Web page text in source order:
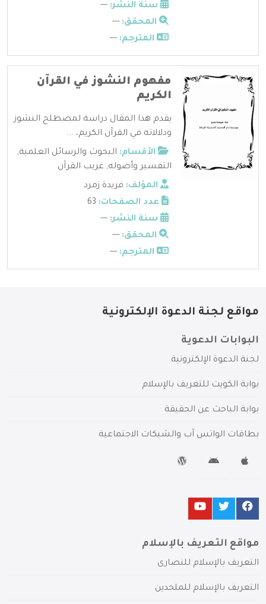
سنة النشر: ---
المحقق: ---
المترجم: ---
مفهوم النشوز في القرآن
الكريم
يقدم هذا المقال دراسة لمصطلح النشوز
ودلالاته في القرآن الكريم، ...
الأقسام: البحوث والرسائل العلمية,
التفسير وأصوله, غريب القرآن
المؤلف: فريدة زمرد
عدد الصفحات:
سنة النشر: ---
المحقق: ---
المترجم: ---
مواقع لجنة الدعوة الإلكترونية
البوابات الدعوية
لجنة الدعوة الإلكترونية
بوابة الكويت للتعريف بالإسلام
بوابة الباحث عن الحقيقة
بطاقات الواتس آب والشبكات الاجتماعية
مواقع التعريف بالإسلام
التعريف بالإسلام للنصارى
التعريف بالإسلام للملحدين